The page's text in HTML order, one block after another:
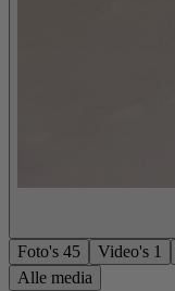
Foto's 45 Video's 1
Alle media